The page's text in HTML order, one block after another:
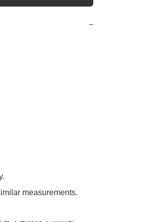
−
measurements.